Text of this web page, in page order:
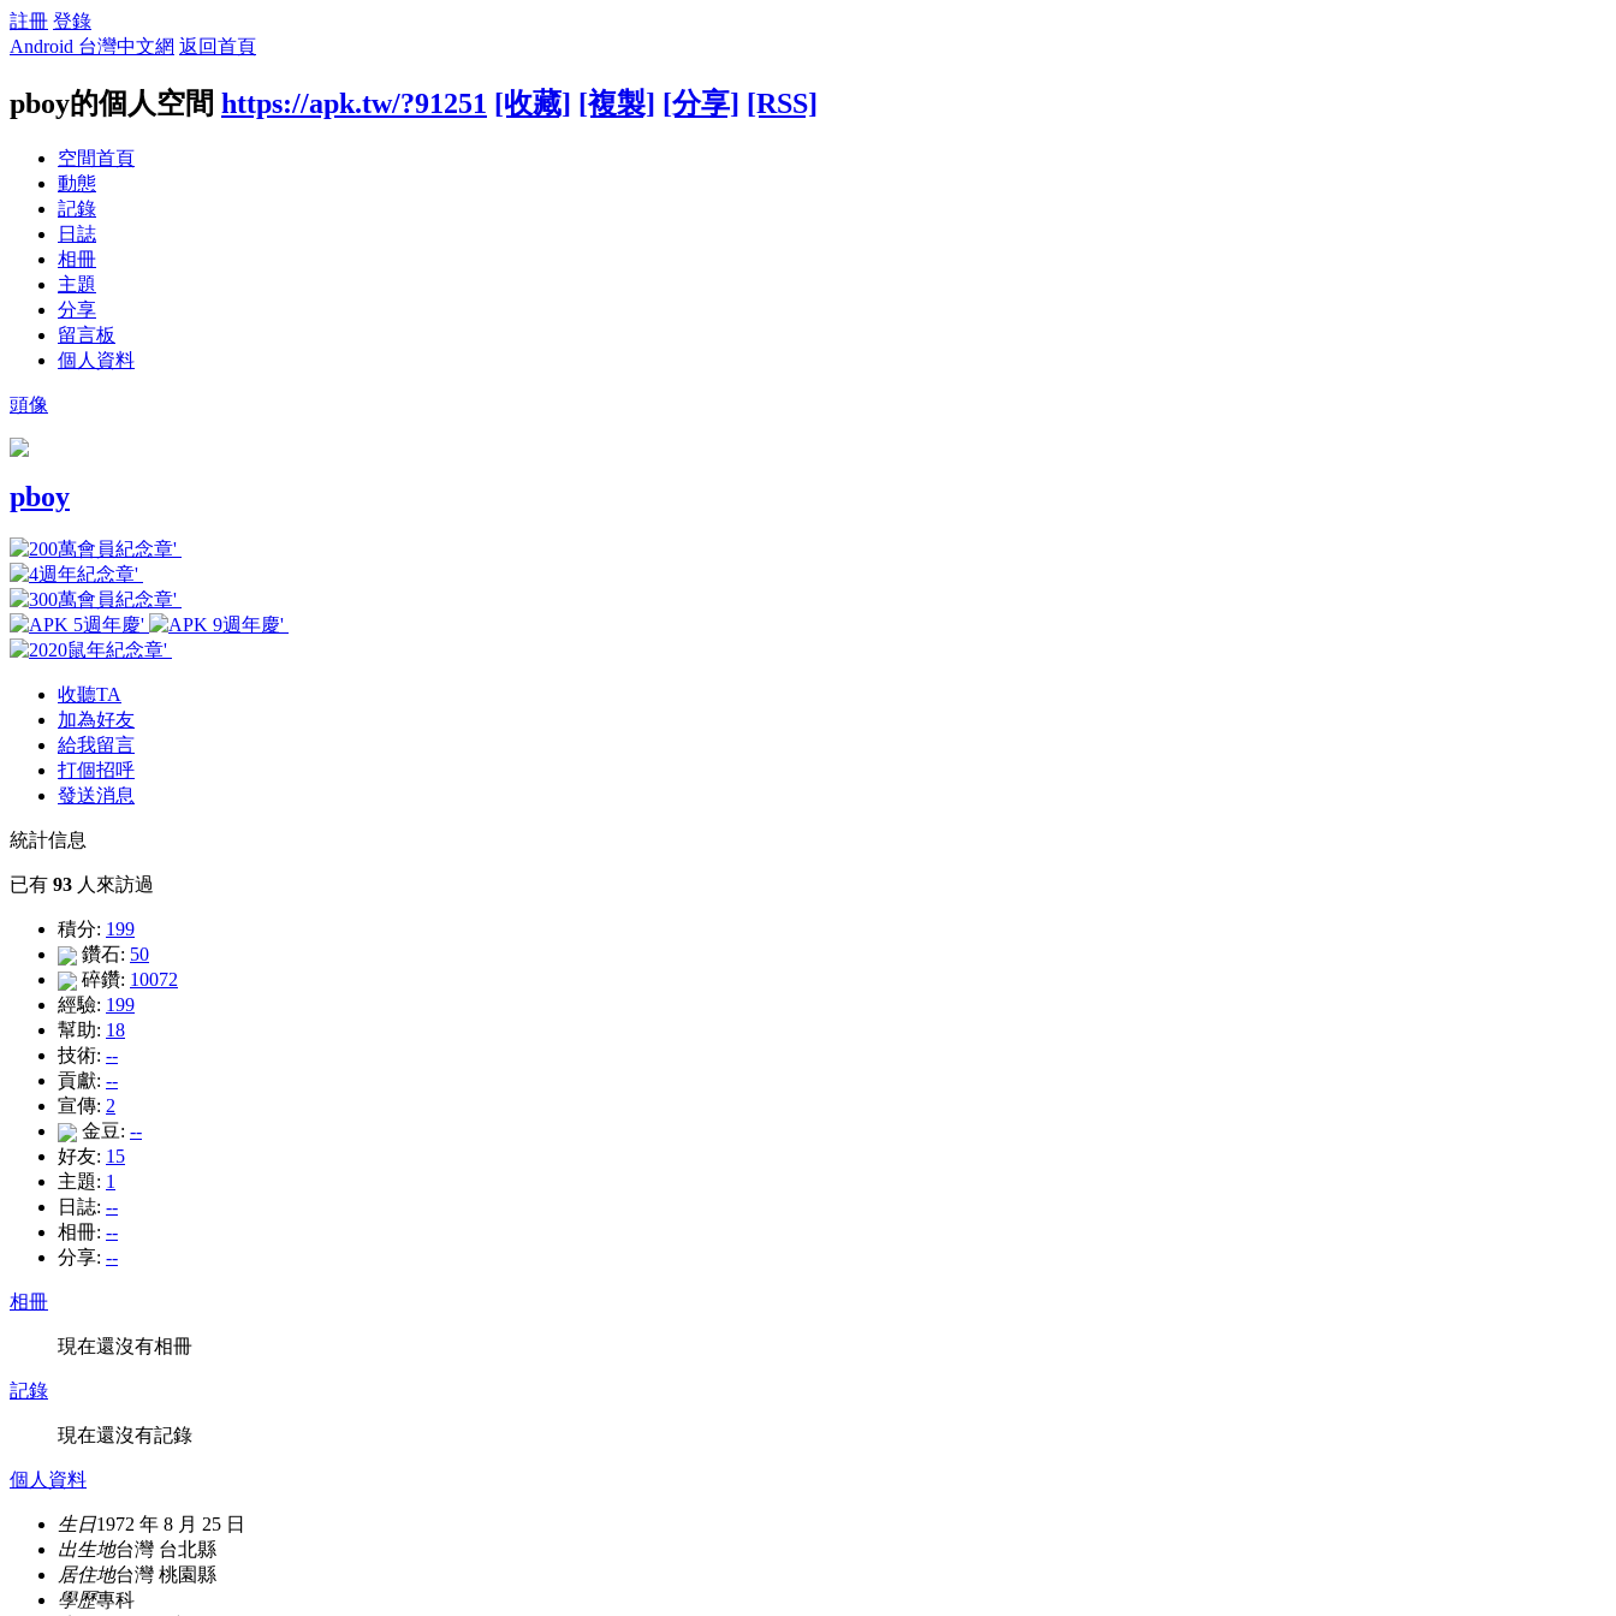
註冊 登錄
Android 台灣中文網 返回首頁
pboy的個人空間 https://apk.tw/?91251 [收藏] [複製] [分享] [RSS]
空間首頁
動態
記錄
日誌
相冊
主題
分享
留言板
個人資料
頭像
pboy
收聽TA
加為好友
給我留言
打個招呼
發送消息
統計信息
已有 93 人來訪過
積分: 199
鑽石: 50
碎鑽: 10072
經驗: 199
幫助: 18
技術: --
貢獻: --
宣傳: 2
金豆: --
好友: 15
主題: 1
日誌: --
相冊: --
分享: --
相冊
現在還沒有相冊
記錄
現在還沒有記錄
個人資料
生日1972 年 8 月 25 日
出生地台灣 台北縣
居住地台灣 桃園縣
學歷專科